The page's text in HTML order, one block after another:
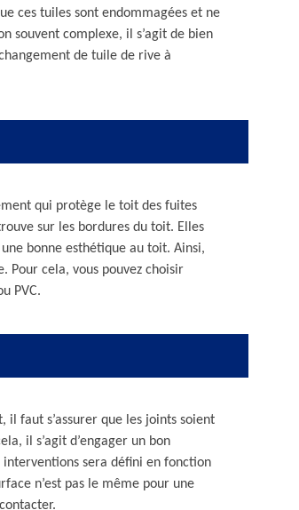
ces tuiles sont endommagées et ne
souvent complexe, il s’agit de bien
de tuile de rive à
qui protège le toit des fuites
sur les bordures du toit. Elles
bonne esthétique au toit. Ainsi,
Pour cela, vous pouvez choisir
PVC.
faut s’assurer que les joints soient
il s’agit d’engager un bon
sera défini en fonction
n’est pas le même pour une